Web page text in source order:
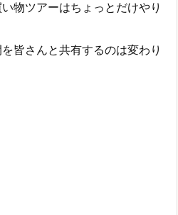
物ツアーはちょっとだけやり
皆さんと共有するのは変わり